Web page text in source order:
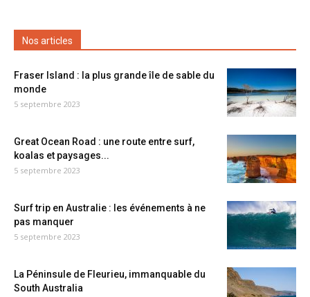
Nos articles
Fraser Island : la plus grande île de sable du
monde
5 septembre 2023
Great Ocean Road : une route entre surf,
koalas et paysages...
5 septembre 2023
Surf trip en Australie : les événements à ne
pas manquer
5 septembre 2023
La Péninsule de Fleurieu, immanquable du
South Australia